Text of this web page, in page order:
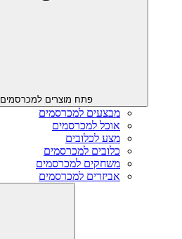
פתח מוצרים למכרסמים
מבצעים למכרסמים
אוכל למכרסמים
מצע לכלובים
כלובים למכרסמים
משחקים למכרסמים
אביזרים למכרסמים